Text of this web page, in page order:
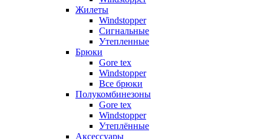
Жилеты
Windstopper
Сигнальные
Утепленные
Брюки
Gore tex
Windstopper
Все брюки
Полукомбинезоны
Gore tex
Windstopper
Утеплённые
Аксессуары